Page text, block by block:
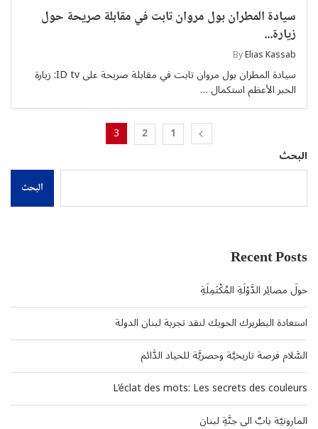
سيادة المطران بول مروان تابت في مقابلة صريحة حول
زيارة...
ByElias Kassab
سيادة المطران بول مروان تابت في مقابلة صريحة على ID tv: زيارة
الحبر الأعظم استكمال …
1
2
3
البحث
البحث
Recent Posts
حولَ مصائِر الدَّوْلَةِ المُكْتَمِلَةِ
استعادة البطريرك الحويك لنقد تجربة لبنان الدولة
السَّلام فرصة تاريخيَّة وحصريَّة للحياد الدَّائم
L’éclat des mots: Les secrets des couleurs
المارونيّة بابٌ الى جنَّةِ لبنان